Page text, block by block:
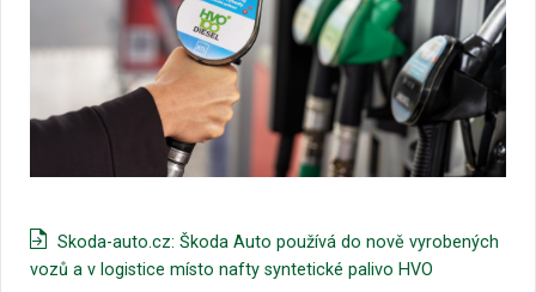
Skoda-auto.cz: Škoda Auto používá do nově vyrobených
vozů a v logistice místo nafty syntetické palivo HVO